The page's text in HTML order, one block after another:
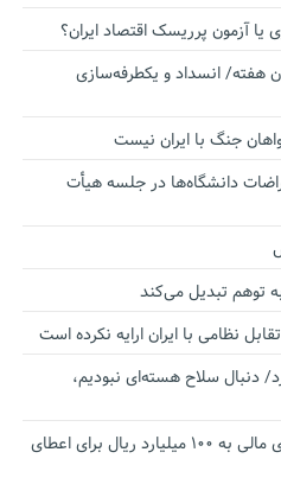
آزمون پرریسک اقتصاد ایران؟
هفته/ انسداد و یکطرفه‌سازی
جنگ با ایران نیست
دانشگاه‌ها در جلسه هیأت
توهم تبدیل می‌کند
نظامی با ایران ارایه نکرده است
دنبال سلاح هسته‌ای نبودیم،
آستانه الزام به دریافت صورت های مالی به ۱۰۰ میلیارد ریال برای اعطای